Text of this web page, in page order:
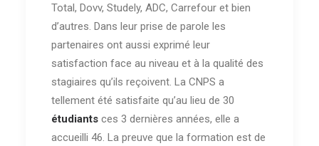
Total, Dovv, Studely, ADC, Carrefour et bien
d’autres. Dans leur prise de parole les
partenaires ont aussi exprimé leur
satisfaction face au niveau et à la qualité des
stagiaires qu’ils reçoivent. La CNPS a
tellement été satisfaite qu’au lieu de 30
étudiants ces 3 dernières années, elle a
accueilli 46. La preuve que la formation est de